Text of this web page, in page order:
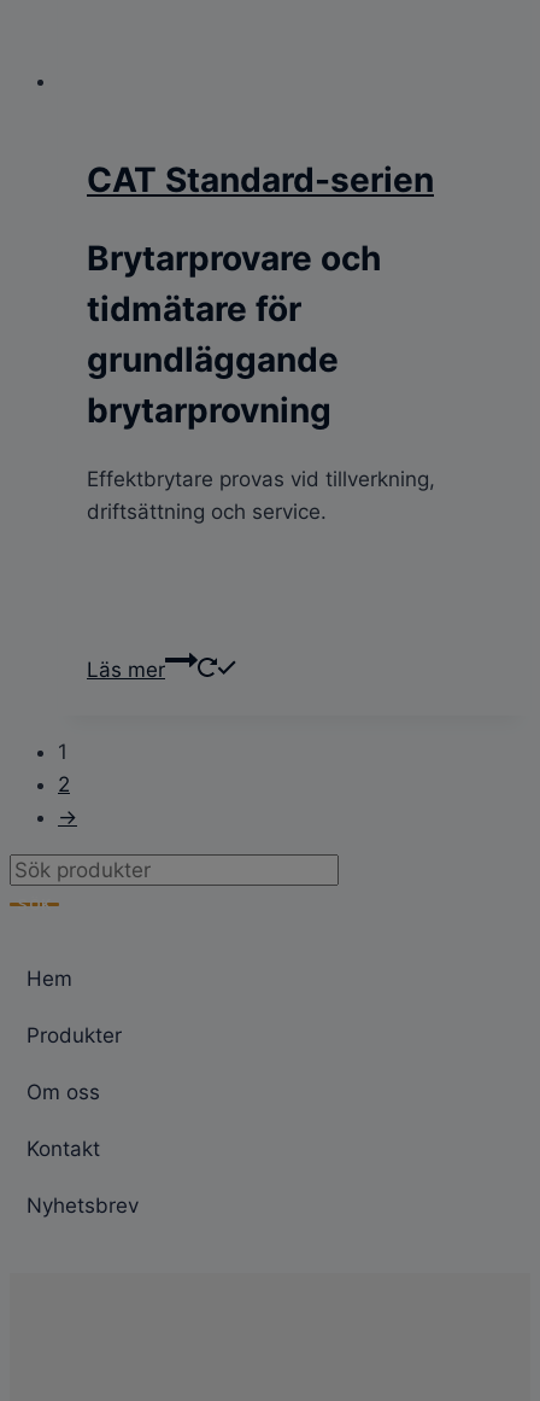
CAT Standard-serien
Brytarprovare och
tidmätare för
grundläggande
brytarprovning
Effektbrytare provas vid tillverkning,
driftsättning och service.
Läs mer
1
2
→
Products
search
SÖK
Hem
Produkter
Om oss
Kontakt
Nyhetsbrev